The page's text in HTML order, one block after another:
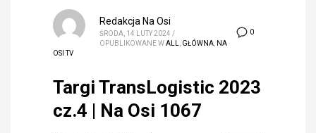
0
Redakcja Na Osi
ŚRODA, 14 LUTY 2024 /
OPUBLIKOWANE WALL, GŁÓWNA, NA
OSI TV
Targi TransLogistic 2023
cz.4 | Na Osi 1067